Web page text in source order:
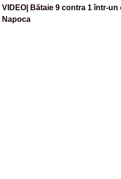
VIDEO| Bătaie 9 contra 1 într-
Napoca